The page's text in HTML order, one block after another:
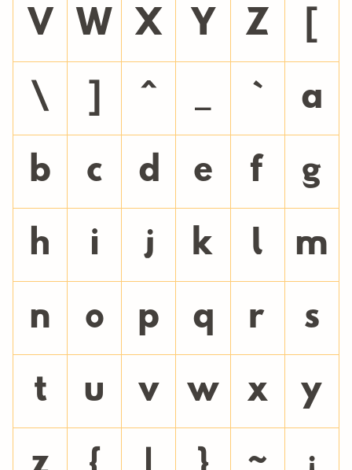
V
W X Y Z
\
^ _ `
a
b
c d e f
g
h
i j k l
m
n
o p q r
s
t
u v w x
y